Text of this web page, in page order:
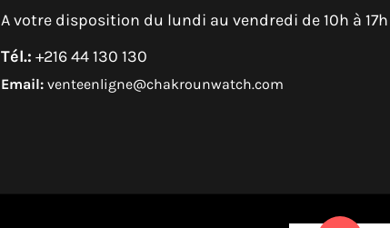
A votre disposition du lundi au vendredi de 10h à 17h
Tél.: +216 44 130 130
Email:venteenligne@chakrounwatch.com